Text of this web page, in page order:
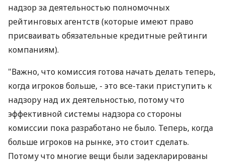
надзор за деятельностью полномочных
рейтинговых агентств (которые имеют право
присваивать обязательные кредитные рейтинги
компаниям).
"Важно, что комиссия готова начать делать теперь,
когда игроков больше, - это все-таки приступить к
надзору над их деятельностью, потому что
эффективной системы надзора со стороны
комиссии пока разработано не было. Теперь, когда
больше игроков на рынке, это стоит сделать.
Потому что многие вещи были задекларированы